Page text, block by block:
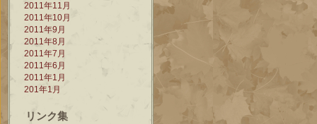
2011年11月
2011年10月
2011年9月
2011年8月
2011年7月
2011年6月
2011年1月
201年1月
リンク集